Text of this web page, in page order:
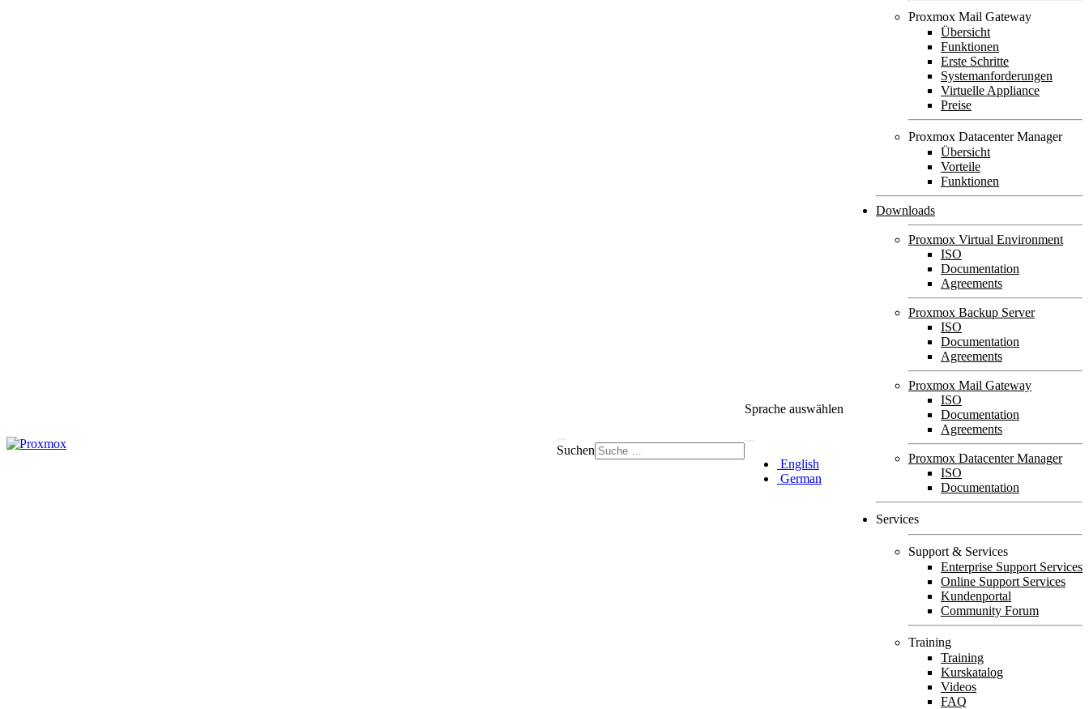
Suchen
Sprache auswählen
English
German
Proxmox Mail Gateway
Übersicht
Funktionen
Erste Schritte
Systemanforderungen
Virtuelle Appliance
Preise
Proxmox Datacenter Manager
Übersicht
Vorteile
Funktionen
Downloads
Proxmox Virtual Environment
ISO
Documentation
Agreements
Proxmox Backup Server
ISO
Documentation
Agreements
Proxmox Mail Gateway
ISO
Documentation
Agreements
Proxmox Datacenter Manager
ISO
Documentation
Services
Support & Services
Enterprise Support Services
Online Support Services
Kundenportal
Community Forum
Training
Training
Kurskatalog
Videos
FAQ